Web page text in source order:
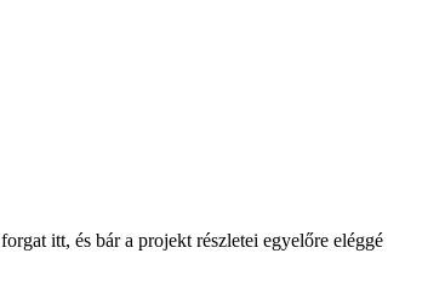
forgat itt, és bár a projekt részletei egyelőre eléggé